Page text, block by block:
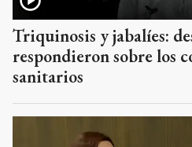
Triquinosis y jabalíes:
respondieron sobre los
sanitarios